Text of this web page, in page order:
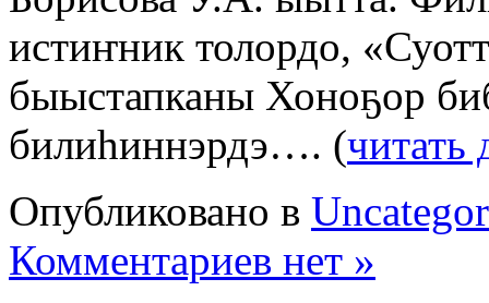
истиҥник толордо,
быыстапканы Хоноҕор
билиһиннэрдэ…. (читать
Опубликовано в
Комментариев нет »